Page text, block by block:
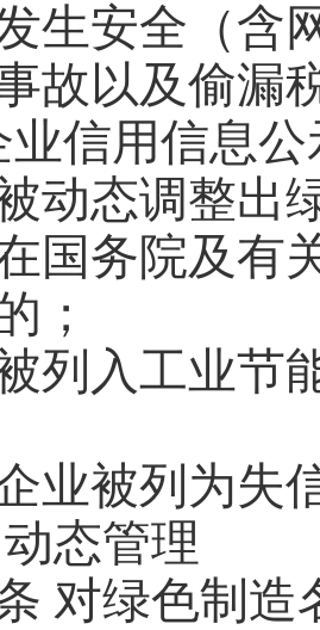
发生安全（
故以及偷漏
业信用信息
被动态调整出
在国务院及
；
被列入工业
企业被列为失
态管理
对绿色制